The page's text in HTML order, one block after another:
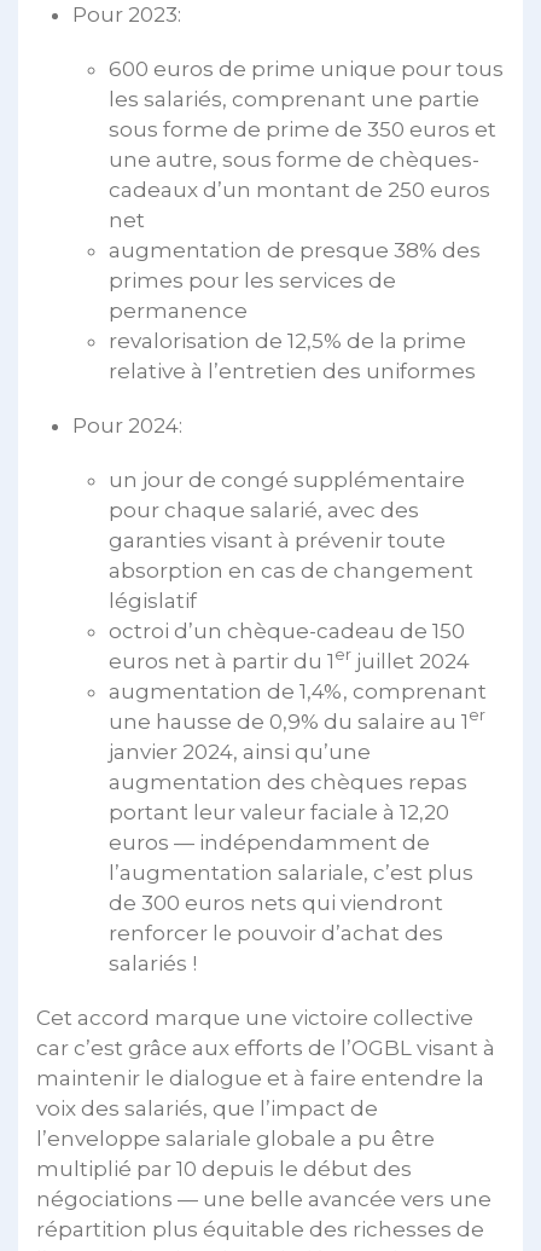
Pour 2023:
600 euros de prime unique pour tous
les salariés, comprenant une partie
sous forme de prime de 350 euros et
une autre, sous forme de chèques-
cadeaux d’un montant de 250 euros
net
augmentation de presque 38% des
primes pour les services de
permanence
revalorisation de 12,5% de la prime
relative à l’entretien des uniformes
Pour 2024:
un jour de congé supplémentaire
pour chaque salarié, avec des
garanties visant à prévenir toute
absorption en cas de changement
législatif
octroi d’un chèque-cadeau de 150
euros net à partir du 1 er juillet 2024
augmentation de 1,4%, comprenant
une hausse de 0,9% du salaire au 1 er
janvier 2024, ainsi qu’une
augmentation des chèques repas
portant leur valeur faciale à 12,20
euros — indépendamment de
l’augmentation salariale, c’est plus
de 300 euros nets qui viendront
renforcer le pouvoir d’achat des
salariés !
Cet accord marque une victoire collective
car c’est grâce aux efforts de l’OGBL visant à
maintenir le dialogue et à faire entendre la
voix des salariés, que l’impact de
l’enveloppe salariale globale a pu être
multiplié par 10 depuis le début des
négociations — une belle avancée vers une
répartition plus équitable des richesses de